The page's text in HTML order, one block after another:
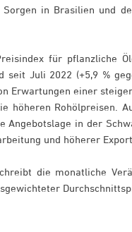
in Brasilien und
für pflanzliche
seit Juli 2022 (+5,9 %
Erwartungen einer
höheren Rohölpreisen.
Angebotslage in der
und höherer
die monatliche